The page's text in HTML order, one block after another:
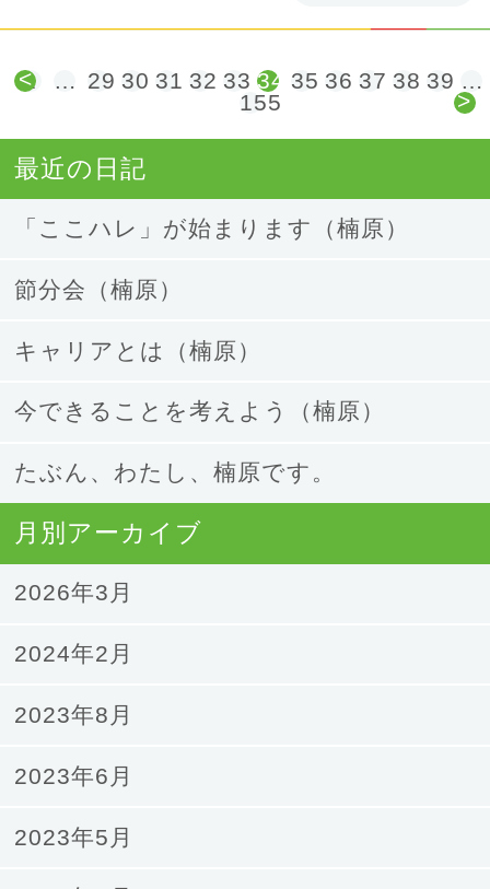
<
1 … 29 30 31 32 33 34 35 36 37 38 39 …
155
>
最近の日記
「ここハレ」が始まります（楠原）
節分会（楠原）
キャリアとは（楠原）
今できることを考えよう（楠原）
たぶん、わたし、楠原です。
月別アーカイブ
2026年3月
2024年2月
2023年8月
2023年6月
2023年5月